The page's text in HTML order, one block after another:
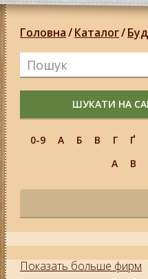
Головна/Каталог/
ШУКАТИ НА
0-9 А Б В Г Ґ
A
B
Показать больше фирм